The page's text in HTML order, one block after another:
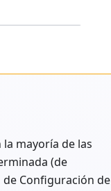
mayoría de las
(de
Configuración de